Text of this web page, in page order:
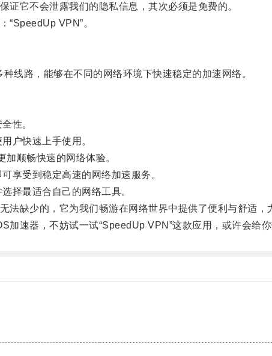
它不会泄露我们的隐私信息，其次必须是免费的。
VPN”。
路，能够在不同的网络环境下快速稳定的加速网络。
性。
户快速上手使用。
顺畅快速的网络体验。
受到稳定高速的网络加速服务。
最适合自己的网络工具。
缺少的，它为我们畅游在网络世界中提供了便利与舒适，
速器，不妨试一试“SpeedUp VPN”这款应用，或许会给你